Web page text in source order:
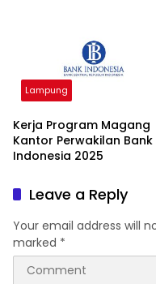
Lampung
Kerja Program Magang
Kantor Perwakilan Bank
Indonesia 2025
Leave a Reply
Your email address will
marked *